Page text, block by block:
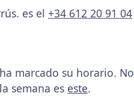
es el +34 612 20 91 04
marcado su horario. No
semana es este.